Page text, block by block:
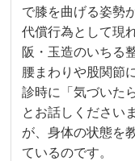
で膝を曲げる姿勢
代償行為として現
阪・玉造のいちる
腰まわりや股関節
診時に「気づいた
とお話しください
が、身体の状態を
ているのです。